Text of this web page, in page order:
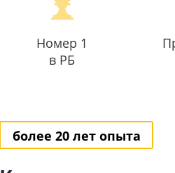
Номер 1
в РБ
более 20 лет опыта